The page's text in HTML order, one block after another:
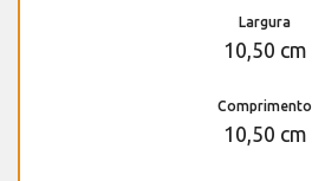
Largura
10,50 cm
Comprimento
10,50 cm